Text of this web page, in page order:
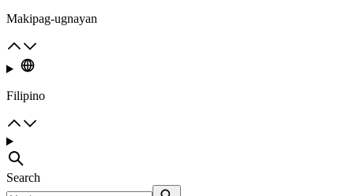
Makipag-ugnayan
Filipino
Search